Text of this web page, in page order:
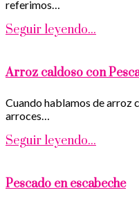
referimos…
Seguir leyendo...
Arroz caldoso con
Cuando hablamos de arroz
arroces…
Seguir leyendo...
Pescado en escabeche